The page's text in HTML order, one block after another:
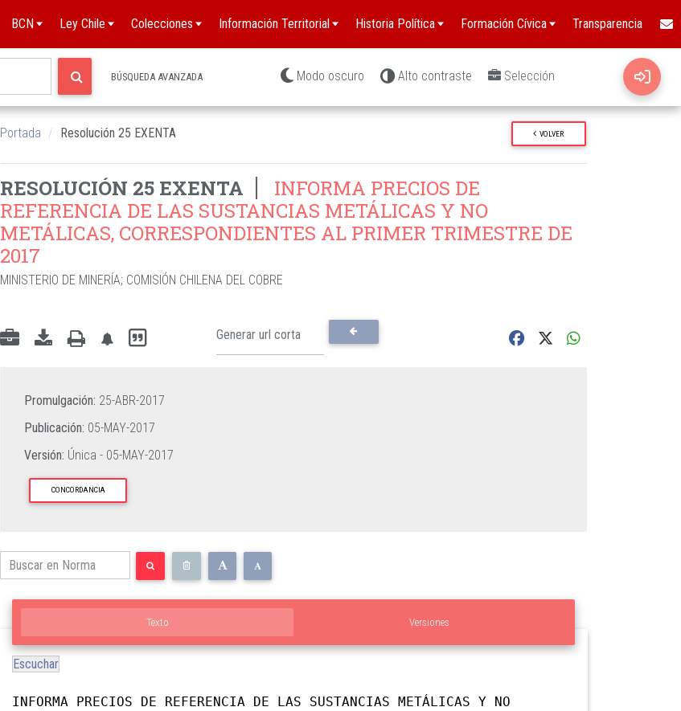
BCN Ley Chile Colecciones Información Territorial Historia Política Formación Cívica Transparencia
BÚSQUEDA AVANZADA Modo oscuro Alto contraste Selección
Portada Resolución 25 EXENTA VOLVER
RESOLUCIÓN 25 EXENTA
INFORMA PRECIOS DE
REFERENCIA DE LAS SUSTANCIAS METÁLICAS Y NO
METÁLICAS, CORRESPONDIENTES AL PRIMER TRIMESTRE DE
2017
MINISTERIO DE MINERÍA; COMISIÓN CHILENA DEL COBRE
Promulgación: 25-ABR-2017
Publicación: 05-MAY-2017
Versión: Única - 05-MAY-2017
CONCORDANCIA
Texto Versiones
Escuchar
INFORMA PRECIOS DE REFERENCIA DE LAS SUSTANCIAS METÁLICAS Y NO